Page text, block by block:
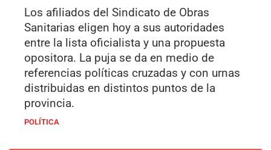
Los afiliados del Sindicato de Obras
Sanitarias eligen hoy a sus autoridades
entre la lista oficialista y una propuesta
opositora. La puja se da en medio de
referencias políticas cruzadas y con urnas
distribuidas en distintos puntos de la
provincia.
POLÍTICA